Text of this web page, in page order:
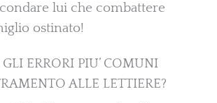
lui che combattere
ostinato!
ERRORI PIU’ COMUNI
ALLE LETTIERE?